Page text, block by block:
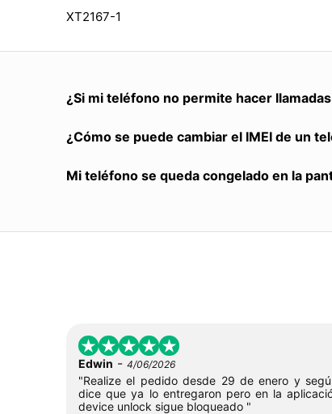
XT2167-1
¿Si mi teléfono no permite hacer
¿Cómo se puede cambiar el IMEI de un
Mi teléfono se queda congelado en la
Edwin - 4/06/2026
"Realize el pedido desde 29 de enero y
dice que ya lo entregaron pero en la
device unlock sigue bloqueado "